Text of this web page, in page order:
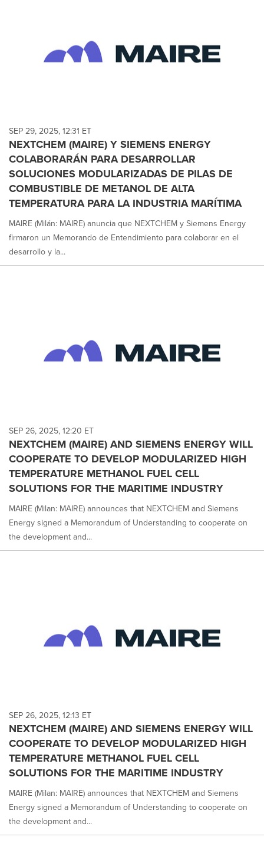
SEP 29, 2025, 12:31 ET
NEXTCHEM (MAIRE) Y SIEMENS ENERGY
COLABORARÁN PARA DESARROLLAR
SOLUCIONES MODULARIZADAS DE PILAS DE
COMBUSTIBLE DE METANOL DE ALTA
TEMPERATURA PARA LA INDUSTRIA MARÍTIMA
MAIRE (Milán: MAIRE) anuncia que NEXTCHEM y Siemens Energy
firmaron un Memorando de Entendimiento para colaborar en el
desarrollo y la...
SEP 26, 2025, 12:20 ET
NEXTCHEM (MAIRE) AND SIEMENS ENERGY WILL
COOPERATE TO DEVELOP MODULARIZED HIGH
TEMPERATURE METHANOL FUEL CELL
SOLUTIONS FOR THE MARITIME INDUSTRY
MAIRE (Milan: MAIRE) announces that NEXTCHEM and Siemens
Energy signed a Memorandum of Understanding to cooperate on
the development and...
SEP 26, 2025, 12:13 ET
NEXTCHEM (MAIRE) AND SIEMENS ENERGY WILL
COOPERATE TO DEVELOP MODULARIZED HIGH
TEMPERATURE METHANOL FUEL CELL
SOLUTIONS FOR THE MARITIME INDUSTRY
MAIRE (Milan: MAIRE) announces that NEXTCHEM and Siemens
Energy signed a Memorandum of Understanding to cooperate on
the development and...